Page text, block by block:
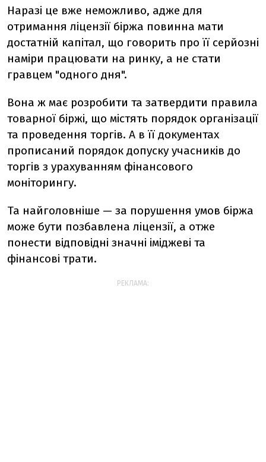
Наразі це вже неможливо, адже для
отримання ліцензії біржа повинна мати
достатній капітал, що говорить про її серйозні
наміри працювати на ринку, а не стати
гравцем "одного дня".
Вона ж має розробити та затвердити правила
товарної біржі, що містять порядок організації
та проведення торгів. А в її документах
прописаний порядок допуску учасників до
торгів з урахуванням фінансового
моніторингу.
Та найголовніше — за порушення умов біржа
може бути позбавлена ліцензії, а отже
понести відповідні значні іміджеві та
фінансові трати.
РЕКЛАМА: